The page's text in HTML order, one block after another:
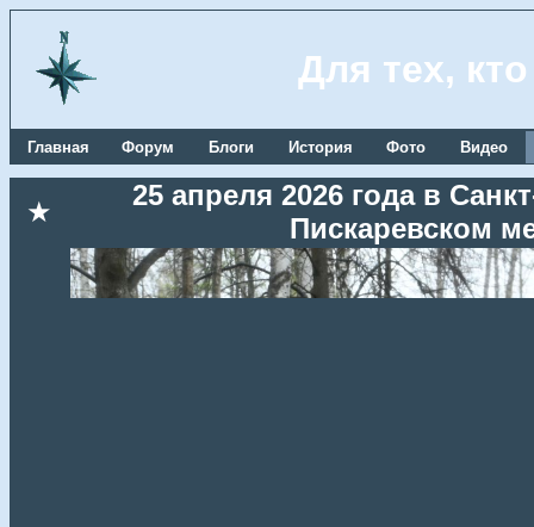
Для тех,
Главная Форум Блоги История Фото Видео
★
25 апреля 2026 года в
Пискаревском